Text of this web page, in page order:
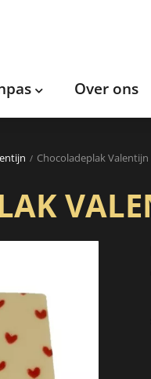
Over ons
Chocoladeplak Valentijn